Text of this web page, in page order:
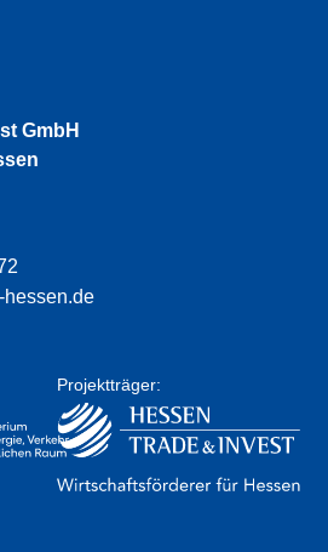
GmbH
Projektträger: